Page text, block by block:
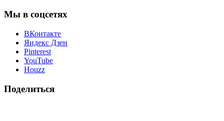
Мы в соцсетях
ВКонтакте
Яндекс Дзен
Pinterest
YouTube
Houzz
Поделиться